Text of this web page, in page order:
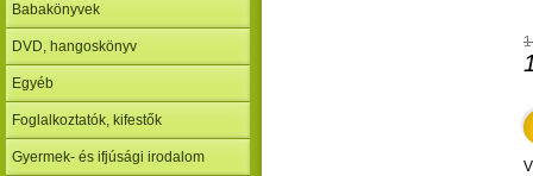
Babakönyvek
DVD, hangoskönyv
Egyéb
Foglalkoztatók, kifestők
Gyermek- és ifjúsági irodalom